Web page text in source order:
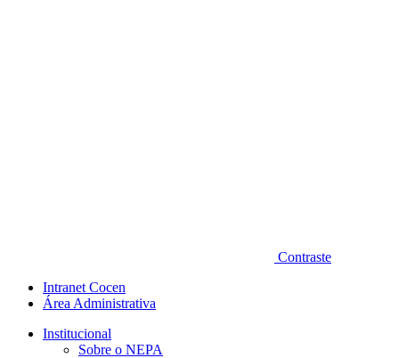
Contraste
Intranet Cocen
Área Administrativa
Institucional
Sobre o NEPA